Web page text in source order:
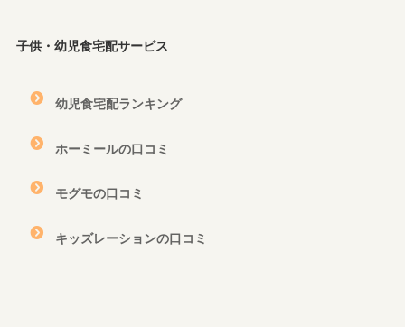
子供・幼児食宅配サービス
幼児食宅配ランキング
ホーミールの口コミ
モグモの口コミ
キッズレーションの口コミ